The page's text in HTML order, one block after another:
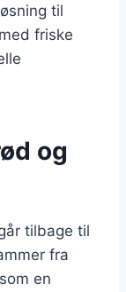
til
friske
og
tilbage til
fra
en